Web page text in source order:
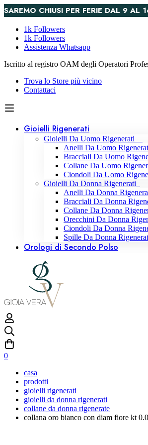
SAREMO CHIUSI PER FERIE DAL 9 AL
1k Followers
1k Followers
Assistenza Whatsapp
Iscritto al registro OAM degli Operatori
Trova lo Store più vicino
Contattaci
Gioielli Rigenerati
Gioielli Da Uomo Rigenerati
Anelli Da Uomo
Bracciali Da Uomo
Collane Da Uomo
Ciondoli Da Uomo
Gioielli Da Donna Rigenerati
Anelli Da Donna
Bracciali Da Donna
Collane Da Donna
Orecchini Da Donna
Ciondoli Da Donna
Spille Da Donna
Orologi di Secondo Polso
0
casa
prodotti
gioielli rigenerati
gioielli da donna rigenerati
collane da donna rigenerate
collana oro bianco con diam fiore kt